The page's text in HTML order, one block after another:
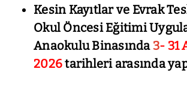
Kesin Kayıtlar ve Evrak
Okul Öncesi Eğitimi
Anaokulu Binasında3- 31
2026tarihleri arasında